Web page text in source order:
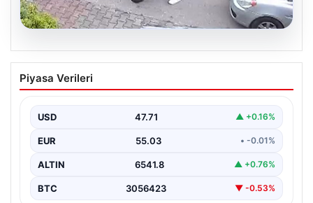
Bolu’da Vahşet: Yavru Kediye İşlenen
İğrenç Olay Kameralara Yansıdı
günlerde meydana gelen korkutucu olay, bölgedeki
sakinleri derinden sarstı. Elektrikli…
Piyasa Verileri
USD 47.71 ▲ +0.16%
EUR 55.03 • -0.01%
ALTIN 6541.8 ▲ +0.76%
BTC 3056423 ▼ -0.53%